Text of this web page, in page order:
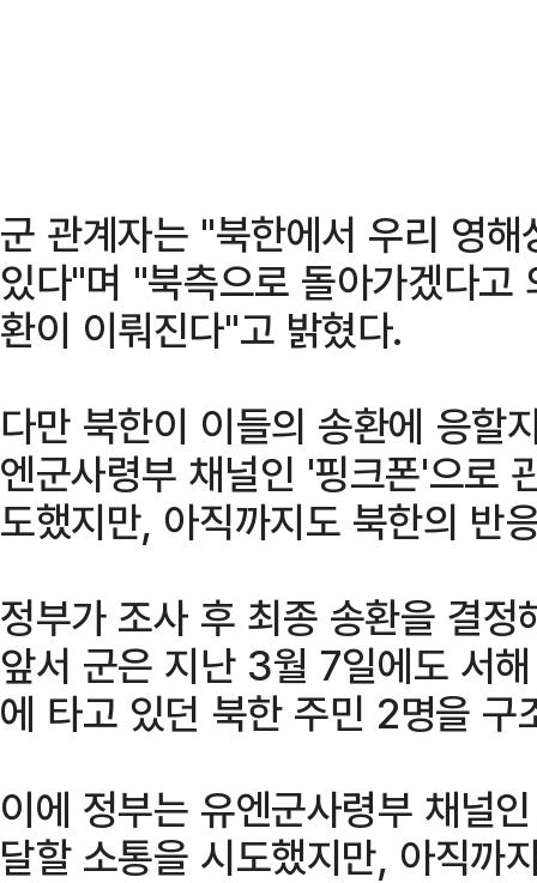
군 관계자는 "북한에서 우리 영
있다"며 "북측으로 돌아가겠다고
환이 이뤄진다"고 밝혔다.
다만 북한이 이들의 송환에 응할
엔군사령부 채널인 '핑크폰'으로
도했지만, 아직까지도 북한의 반
정부가 조사 후 최종 송환을 결
앞서 군은 지난 3월 7일에도 서
에 타고 있던 북한 주민 2명을 구
이에 정부는 유엔군사령부 채널
달할 소통을 시도했지만, 아직까